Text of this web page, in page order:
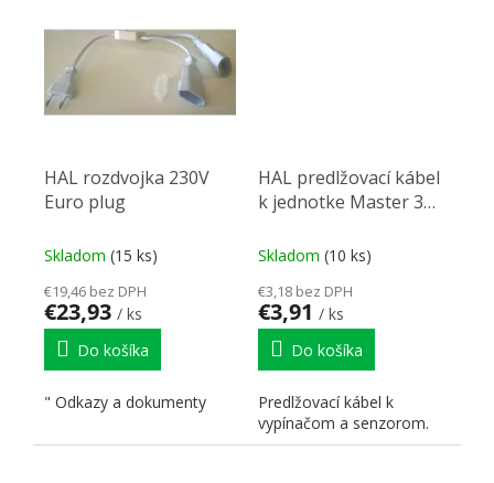
HAL rozdvojka 230V
Euro plug
Skladom (15 ks)
€19,46 bez DPH
€23,93 / ks
Do košíka
" Odkazy a dokumenty
HAL predlžovací kábel
k jednotke Master 3m
Skladom (10 ks)
€3,18 bez DPH
€3,91 / ks
Do košíka
Predlžovací kábel k
vypínačom a senzorom.